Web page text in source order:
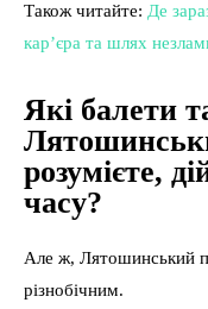
Також читайте: Де
кар’єра та шлях
Які балети
розумієте,
часу?
Але ж, Лятошинський
різнобічним.